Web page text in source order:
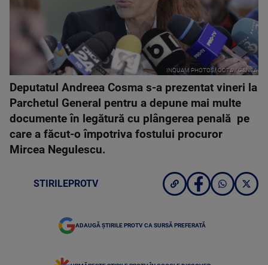
INQUAM PHOTOS/ OCTAV GANEA
Deputatul Andreea Cosma s-a prezentat vineri la
Parchetul General pentru a depune mai multe
documente în legătură cu plângerea penală pe
care a făcut-o împotriva fostului procuror
Mircea Negulescu.
STIRILEPROTV
ADAUGĂ ȘTIRILE PROTV CA SURSĂ PREFERATĂ